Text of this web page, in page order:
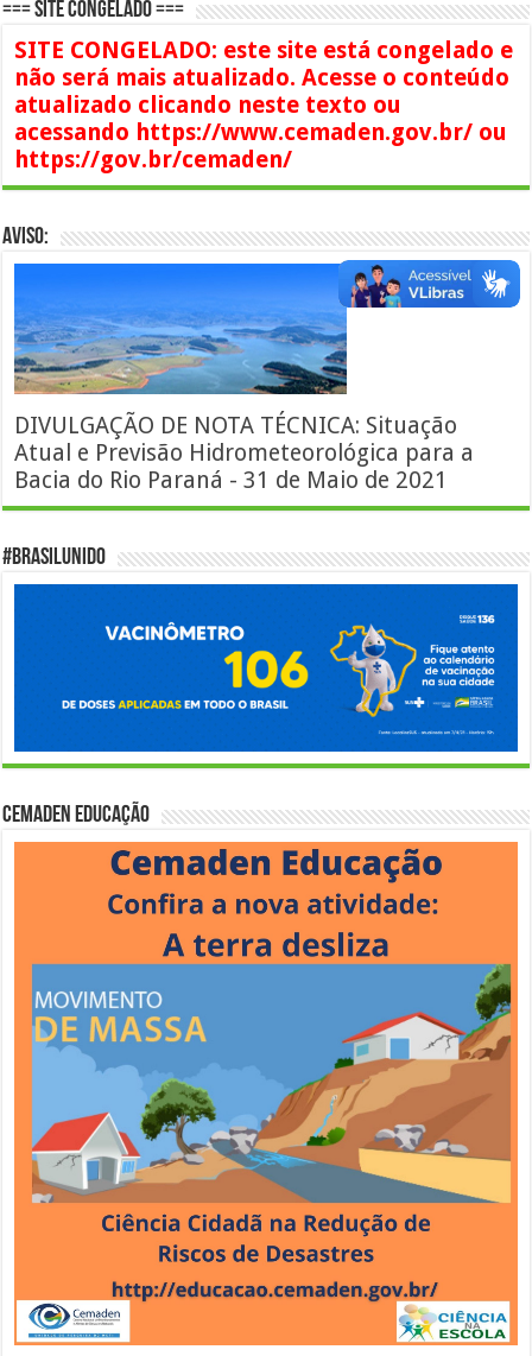
=== SITE CONGELADO ===
SITE CONGELADO: este site está congelado e
não será mais atualizado. Acesse o conteúdo
atualizado clicando neste texto ou
acessando https://www.cemaden.gov.br/ ou
https://gov.br/cemaden/
AVISO:
DIVULGAÇÃO DE NOTA TÉCNICA: Situação
Atual e Previsão Hidrometeorológica para a
Bacia do Rio Paraná - 31 de Maio de 2021
#BrasilUnido
Cemaden Educação